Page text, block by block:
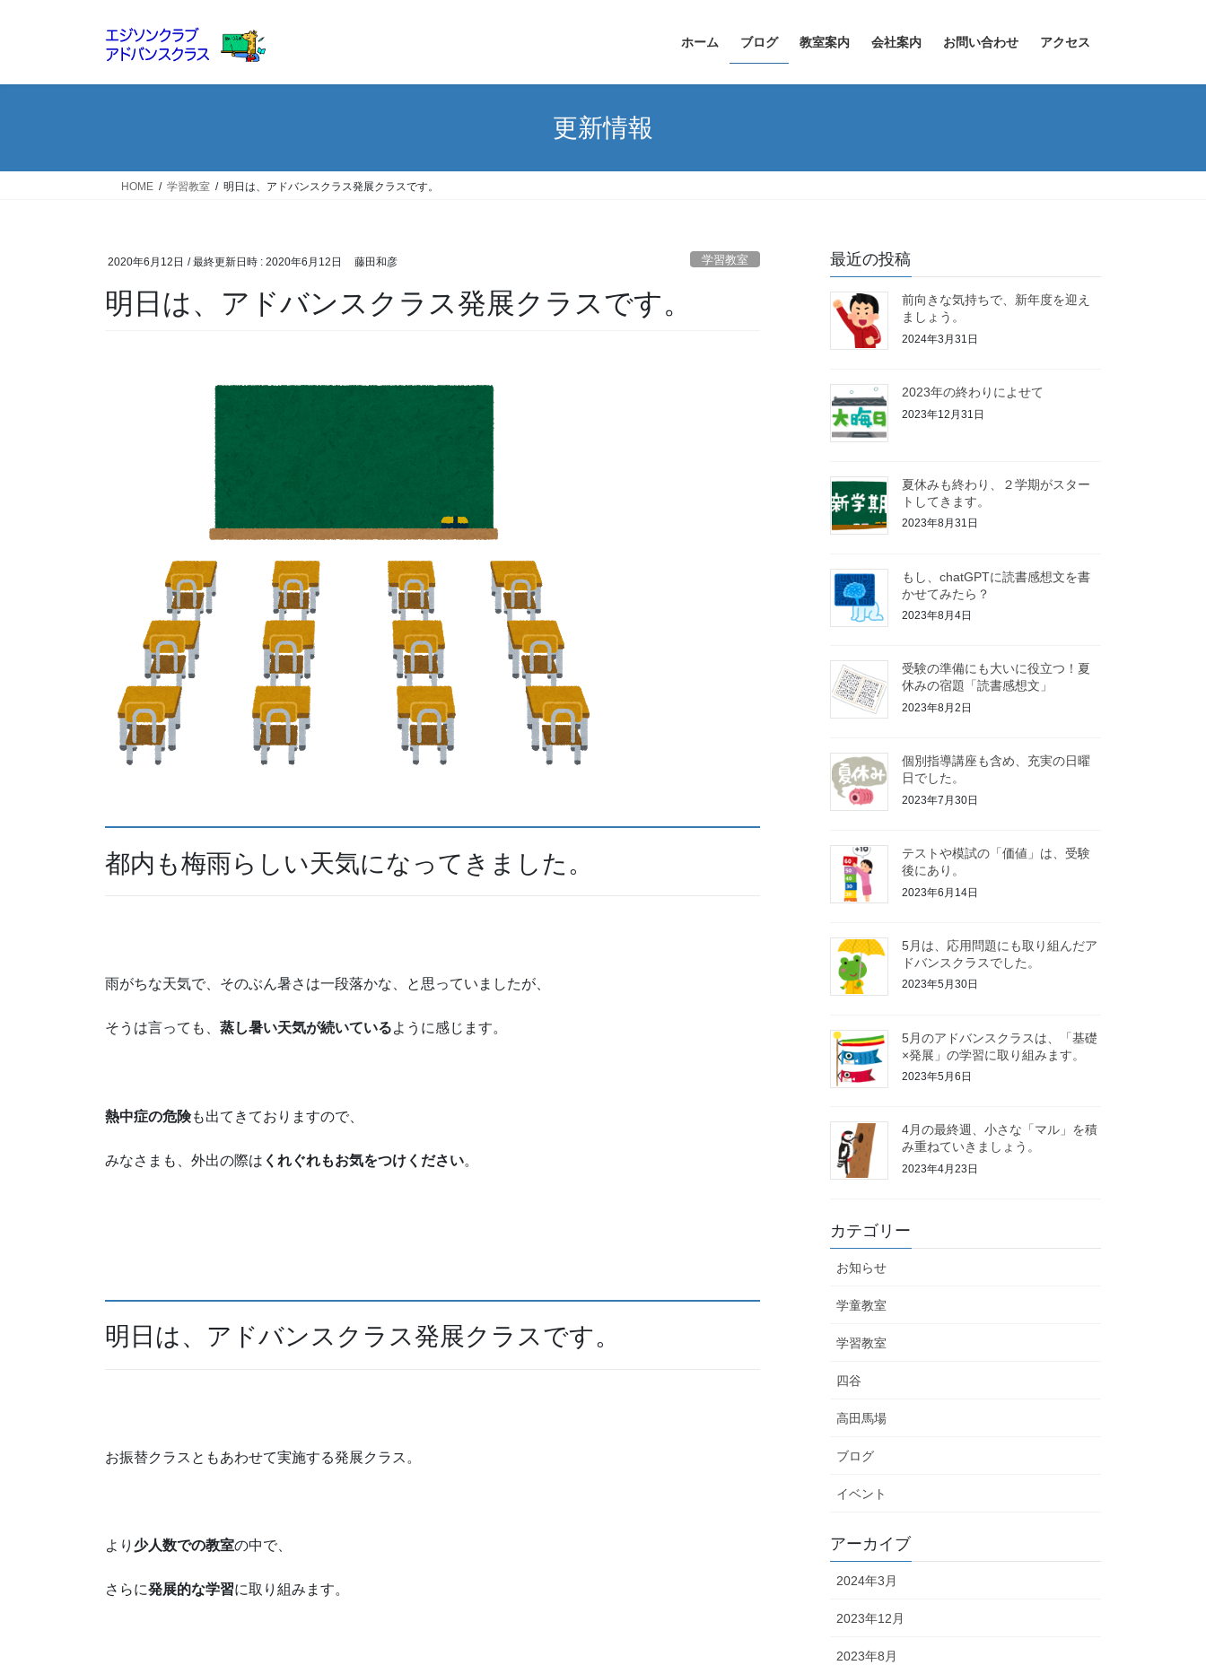
ホーム ブログ 教室案内 会社案内 お問い合わせ アクセス
更新情報
HOME 学習教室 明日は、アドバンスクラス発展クラスです。
2020年6月12日 / 最終更新日時 : 2020年6月12日 藤田和彦 学習教室
明日は、アドバンスクラス発展クラスです。
都内も梅雨らしい天気になってきました。
雨がちな天気で、そのぶん暑さは一段落かな、と思っていましたが、
そうは言っても、 蒸し暑い天気が続いているように感じます。
熱中症の危険も出てきておりますので、
みなさまも、外出の際は くれぐれもお気をつけください。
明日は、アドバンスクラス発展クラスです。
お振替クラスともあわせて実施する発展クラス。
より 少人数での教室の中で、
さらに発展的な学習に取り組みます。
最近の投稿
前向きな気持ちで、新年度を迎え
ましょう。
2024年3月31日
2023年の終わりによせて
2023年12月31日
夏休みも終わり、２学期がスター
トしてきます。
2023年8月31日
もし、chatGPTに読書感想文を書
かせてみたら？
2023年8月4日
受験の準備にも大いに役立つ！夏
休みの宿題「読書感想文」
2023年8月2日
個別指導講座も含め、充実の日曜
日でした。
2023年7月30日
テストや模試の「価値」は、受験
後にあり。
2023年6月14日
5月は、応用問題にも取り組んだア
ドバンスクラスでした。
2023年5月30日
5月のアドバンスクラスは、「基礎
×発展」の学習に取り組みます。
2023年5月6日
4月の最終週、小さな「マル」を積
み重ねていきましょう。
2023年4月23日
カテゴリー
お知らせ
学童教室
学習教室
四谷
高田馬場
ブログ
イベント
アーカイブ
2024年3月
2023年12月
2023年8月